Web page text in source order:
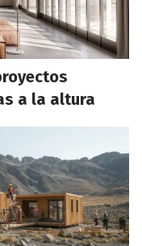
a la altura